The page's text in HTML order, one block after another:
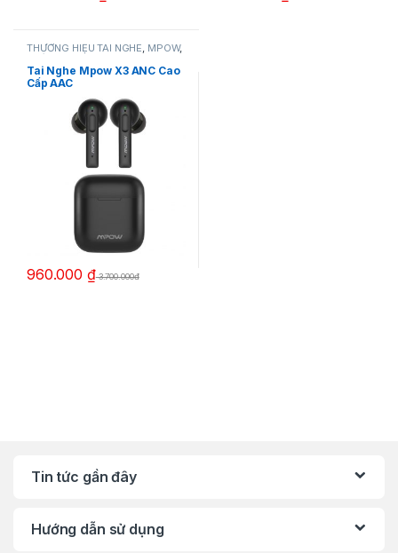
THƯƠNG HIỆU TAI NGHE, MPOW,
Nhét Tai Bluetooth
LOA ,Tai Nghe Bluetooth,Tai
Nghe Truewireless
Tai Nghe Mpow X3 ANC Cao
Cấp AAC
960.000 ₫3.700.000đ
Tin tức gần đây
Hướng dẫn sử dụng